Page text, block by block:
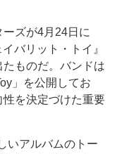
ズが4月24日に
バリット・トイ』
ものだ。バンドは
」を公開してお
性を決定づけた重要
いアルバムのトー